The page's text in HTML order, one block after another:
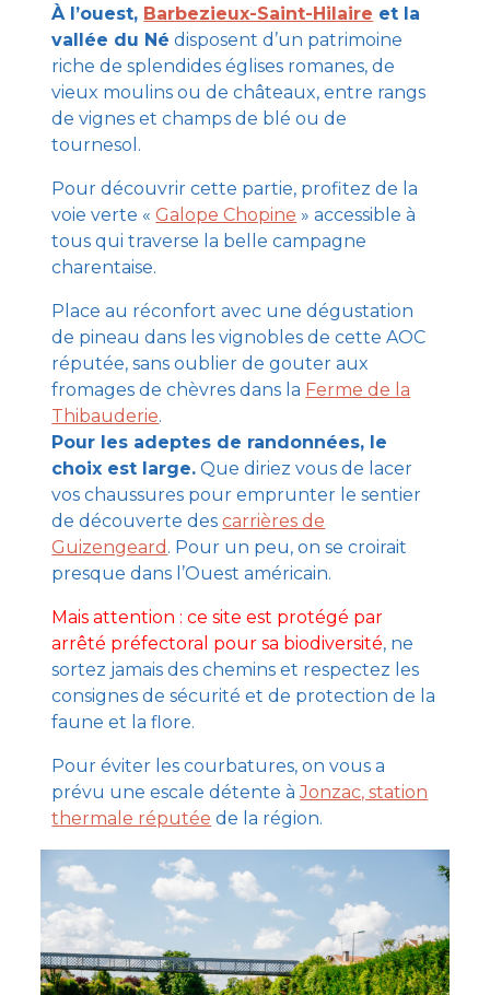
À l’ouest, Barbezieux-Saint-Hilaire et la
vallée du Né disposent d’un patrimoine
riche de splendides églises romanes, de
vieux moulins ou de châteaux, entre rangs
de vignes et champs de blé ou de
tournesol.
Pour découvrir cette partie, profitez de la
voie verte «Galope Chopine » accessible à
tous qui traverse la belle campagne
charentaise.
Place au réconfort avec une dégustation
de pineau dans les vignobles de cette AOC
réputée, sans oublier de gouter aux
fromages de chèvres dans la Ferme de la
Thibauderie.
Pour les adeptes de randonnées, le
choix est large. Que diriez vous de lacer
vos chaussures pour emprunter le sentier
de découverte descarrières de
Guizengeard . Pour un peu, on se croirait
presque dans l’Ouest américain.
Mais attention : ce site est protégé par
arrêté préfectoral pour sa biodiversité, ne
sortez jamais des chemins et respectez les
consignes de sécurité et de protection de la
faune et la flore.
Pour éviter les courbatures, on vous a
prévu une escale détente àJonzac, station
thermale réputée de la région.